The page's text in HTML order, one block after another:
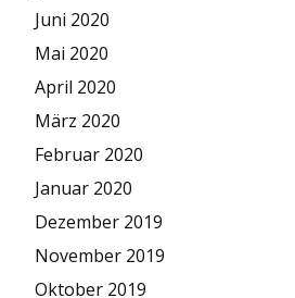
Juni 2020
Mai 2020
April 2020
März 2020
Februar 2020
Januar 2020
Dezember 2019
November 2019
Oktober 2019